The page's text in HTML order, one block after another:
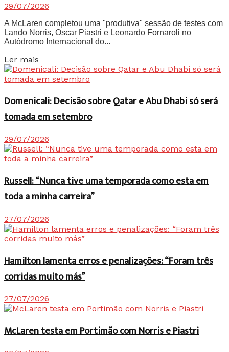
29/07/2026
A McLaren completou uma "produtiva" sessão de testes com
Lando Norris, Oscar Piastri e Leonardo Fornaroli no
Autódromo Internacional do...
Ler mais
Domenicali: Decisão sobre Qatar e Abu Dhabi só será
tomada em setembro
29/07/2026
Russell: “Nunca tive uma temporada como esta em
toda a minha carreira”
27/07/2026
Hamilton lamenta erros e penalizações: “Foram três
corridas muito más”
27/07/2026
McLaren testa em Portimão com Norris e Piastri